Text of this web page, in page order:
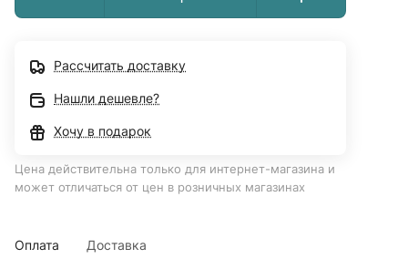
Рассчитать доставку
Нашли дешевле?
Хочу в подарок
Цена действительна только для интернет-магазина и
может отличаться от цен в розничных магазинах
Оплата Доставка